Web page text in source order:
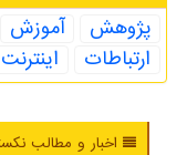
پژوهش آموزش
ارتباطات
اینترنت
اخبار و مطالب